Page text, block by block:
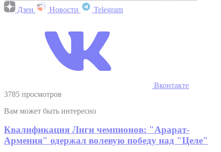
Дзен Новости Telegram
Вконтакте
3785 просмотров
Вам может быть интересно
Квалификация Лиги чемпионов: "Арарат-
Армения" одержал волевую победу над "Целе"